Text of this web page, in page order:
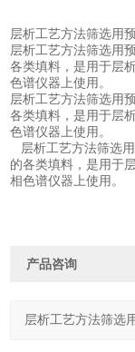
层析工艺方法筛选用
层析工艺方法筛选用
各类填料，是用于层
色谱仪器上使用。
层析工艺方法筛选用
各类填料，是用于层
色谱
层析工艺方法筛选
的各类填料，是用于
相色谱仪器上使用。
产品咨询